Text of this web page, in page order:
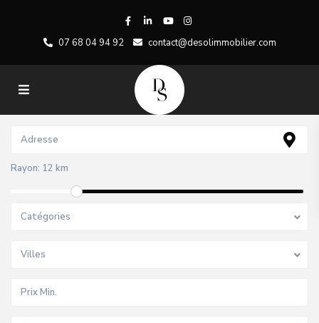
07 68 04 94 92 contact@desolimmobilier.com
Rayon: 12 km
Catégories
Villes